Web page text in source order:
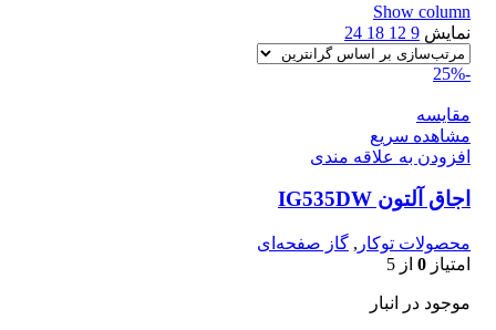
Show column
نمایش 9
12
18
24
-25%
مقایسه
مشاهده سریع
افزودن به علاقه مندی
اجاق آلتون IG535DW
محصولات توکار , گاز صفحه‌ای
امتیاز 0 از 5
موجود در انبار